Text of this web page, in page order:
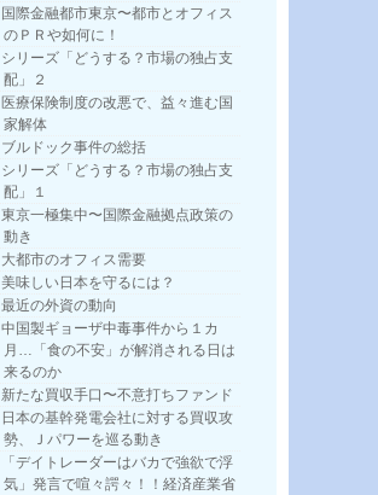
国際金融都市東京〜都市とオフィス
のＰＲや如何に！
シリーズ「どうする？市場の独占支
配」２
医療保険制度の改悪で、益々進む国
家解体
ブルドック事件の総括
シリーズ「どうする？市場の独占支
配」１
東京一極集中〜国際金融拠点政策の
動き
大都市のオフィス需要
美味しい日本を守るには？
最近の外資の動向
中国製ギョーザ中毒事件から１カ
月…「食の不安」が解消される日は
来るのか
新たな買収手口〜不意打ちファンド
日本の基幹発電会社に対する買収攻
勢、Ｊパワーを巡る動き
「デイトレーダーはバカで強欲で浮
気」発言で喧々諤々！！経済産業省